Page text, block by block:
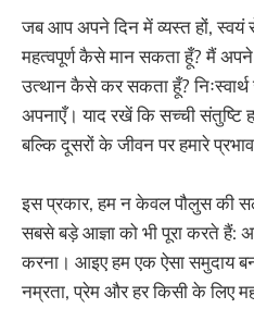
जब आप अपने दिन में व्यस्त हों,
महत्वपूर्ण कैसे मान सकता हूँ? मैं
उत्थान कैसे कर सकता हूँ?
अपनाएँ। याद रखें कि सच्ची संतुष्टि
बल्कि दूसरों के जीवन पर हमारे
इस प्रकार, हम न केवल पौलुस की
सबसे बड़े आज्ञा को भी पूरा करते हैं:
करना। आइए हम एक ऐसा समुदाय
नम्रता, प्रेम और हर किसी के लिए